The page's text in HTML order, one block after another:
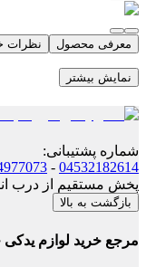
معرفی محصول نظرات
نمایش بیشتر
شماره پشتیبانی:
04532182614
-
پخش مستقیم از درب
بازگشت به بالا
مرجع خرید لوازم